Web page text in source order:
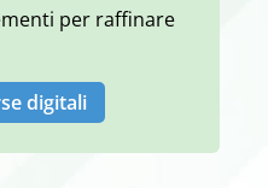
per raffinare
digitali